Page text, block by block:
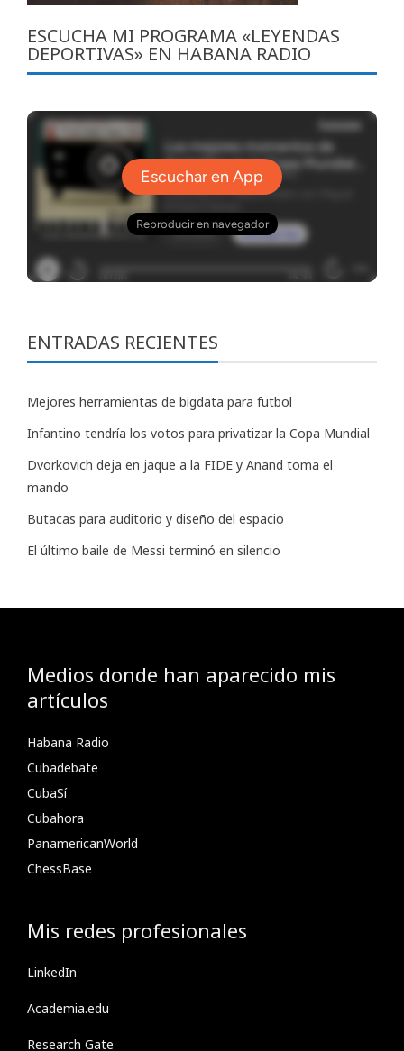
ESCUCHA MI PROGRAMA «LEYENDAS
DEPORTIVAS» EN HABANA RADIO
ENTRADAS RECIENTES
Mejores herramientas de bigdata para futbol
Infantino tendría los votos para privatizar la Copa Mundial
Dvorkovich deja en jaque a la FIDE y Anand toma el
mando
Butacas para auditorio y diseño del espacio
El último baile de Messi terminó en silencio
Medios donde han aparecido mis
artículos
Habana Radio
Cubadebate
CubaSí
Cubahora
PanamericanWorld
ChessBase
Mis redes profesionales
LinkedIn
Academia.edu
Research Gate